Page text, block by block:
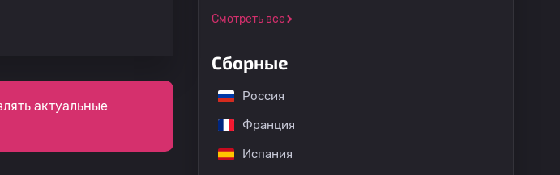
актуальные
Смотреть все
Сборные
Россия
Франция
Испания